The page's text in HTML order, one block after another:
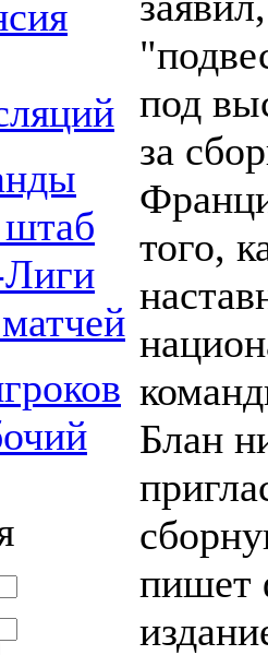
под
за
того,
Блан
пишет